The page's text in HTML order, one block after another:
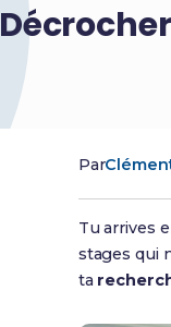
Par
Tu arrives
stages qui
ta